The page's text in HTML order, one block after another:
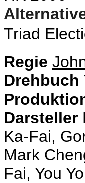
Triad
Regie
Drehbuch
Darsteller
Ka-Fai,
Mark
Fai, You